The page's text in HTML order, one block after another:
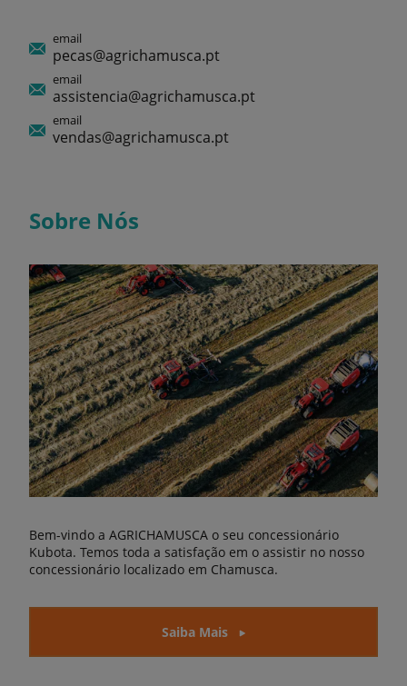
email
pecas@agrichamusca.pt
email
assistencia@agrichamusca.pt
email
vendas@agrichamusca.pt
Sobre Nós
Bem-vindo a AGRICHAMUSCA o seu concessionário
Kubota. Temos toda a satisfação em o assistir no nosso
concessionário localizado em Chamusca.
Saiba Mais